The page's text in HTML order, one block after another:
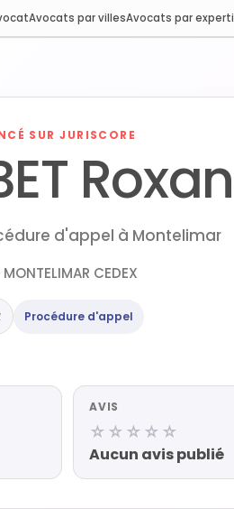
Avocats par villesAvocats par
SUR JURISCORE
d'appel à Montelimar
MONTELIMAR CEDEX
Procédure d'appel
AVIS
☆☆☆☆☆
Aucun avis publié